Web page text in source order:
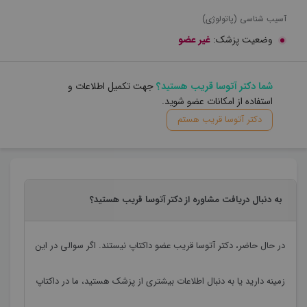
آسیب شناسی (پاتولوژی)
وضعیت پزشک: غیر عضو
شما دکتر آتوسا قریب هستید؟جهت تکمیل اطلاعات و
استفاده از امکانات عضو شوید.
دکتر آتوسا قریب هستم
به دنبال دریافت مشاوره از دکتر آتوسا قریب هستید؟
در حال حاضر، دکتر آتوسا قریب عضو داکتاپ نیستند. اگر سوالی در این
زمینه دارید یا به دنبال اطلاعات بیشتری از پزشک هستید، ما در داکتاپ